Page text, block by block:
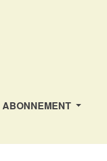
ABONNEMENT